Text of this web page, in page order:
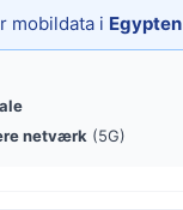
mobildata i Egypten
netværk (5G)